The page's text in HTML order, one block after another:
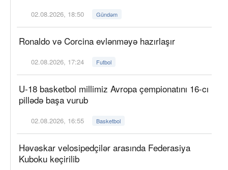
02.08.2026, 18:50 Gündəm
Ronaldo və Corcina evlənməyə hazırlaşır
02.08.2026, 17:24 Futbol
U-18 basketbol millimiz Avropa çempionatını 16-cı
pillədə başa vurub
02.08.2026, 16:55 Basketbol
Həvəskar velosipedçilər arasında Federasiya
Kuboku keçirilib